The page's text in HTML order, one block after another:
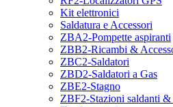
Kit elettronici
Saldatura e Accessori
ZBA2-Pompette aspiranti
ZBB2-Ricambi &
ZBC2-Saldatori
ZBD2-Saldatori a Gas
ZBE2-Stagno
ZBF2-Stazioni saldanti &